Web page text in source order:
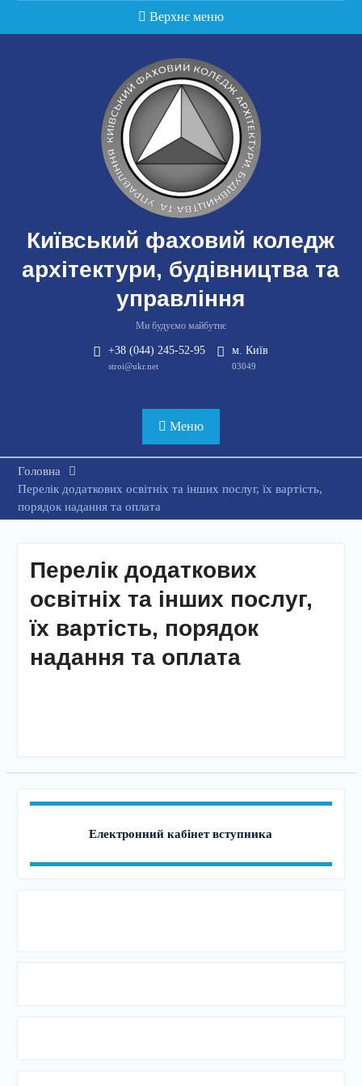
Верхнє меню
Київський фаховий коледж
архітектури, будівництва та
управління
Ми будуємо майбутнє
+38 (044) 245-52-95
stroi@ukr.net
м. Київ
03049
Меню
Головна
Перелік додаткових освітніх та інших послуг, їх вартість,
порядок надання та оплата
Перелік додаткових
освітніх та інших послуг,
їх вартість, порядок
надання та оплата
Електронний кабінет вступника